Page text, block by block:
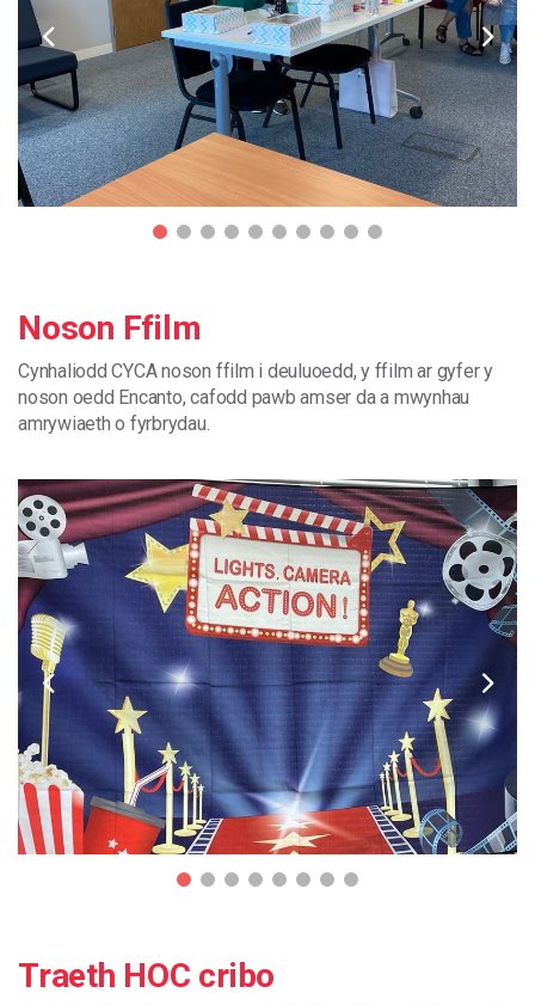
Noson Ffilm
Cynhaliodd CYCAnoson ffilm i deuluoedd, y ffilm ar gyfery
noson oedd Encanto, cafodd pawb amser daa mwynhau
amrywiaeth o fyrbrydau.
Traeth HOC cribo